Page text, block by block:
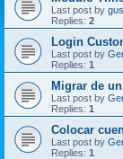
Last post by
Replies: 2
Login
Last post by
Replies: 1
Migrar de
Last post by
Replies: 1
Colocar
Last post by
Replies: 1